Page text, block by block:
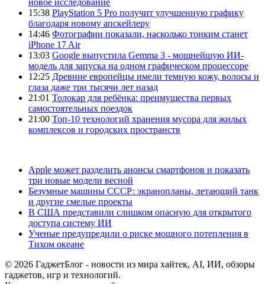
15:38 PlayStation 5 Pro получит улучшенную графику
благодаря новому апскейлеру
14:46 Фотографии показали, насколько тонким станет
iPhone 17 Air
13:03 Google выпустила Gemma 3 - мощнейшую ИИ-
модель для запуска на одном графическом процессоре
12:25 Древние европейцы имели темную кожу, волосы и
глаза даже три тысячи лет назад
21:01 Толокар для ребёнка: преимущества первых
самостоятельных поездок
21:00 Топ-10 технологий хранения мусора для жилых
комплексов и городских пространств
Apple может разделить анонсы смартфонов и показать
три новые модели весной
Безумные машины СССР: экранопланы, летающий танк
и другие смелые проекты
В США представили слишком опасную для открытого
доступа систему ИИ
Ученые предупредили о риске мощного потепления в
Тихом океане
© 2026 ГаджетБлог - новости из мира хайтек, AI, ИИ, обзоры
гаджетов, игр и технологий.